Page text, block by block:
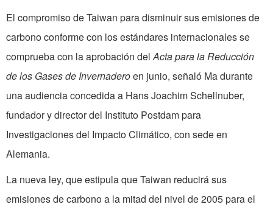
El compromiso de Taiwan para disminuir sus emisiones de
carbono conforme con los estándares internacionales se
comprueba con la aprobación delActa para la Reducción
de los Gases de Invernaderoen junio, señaló Ma durante
una audiencia concedida a Hans Joachim Schellnuber,
fundador y director del Instituto Postdam para
Investigaciones del Impacto Climático, con sede en
Alemania.
La nueva ley, que estipula que Taiwan reducirá sus
emisiones de carbono a la mitad del nivel de 2005 para el